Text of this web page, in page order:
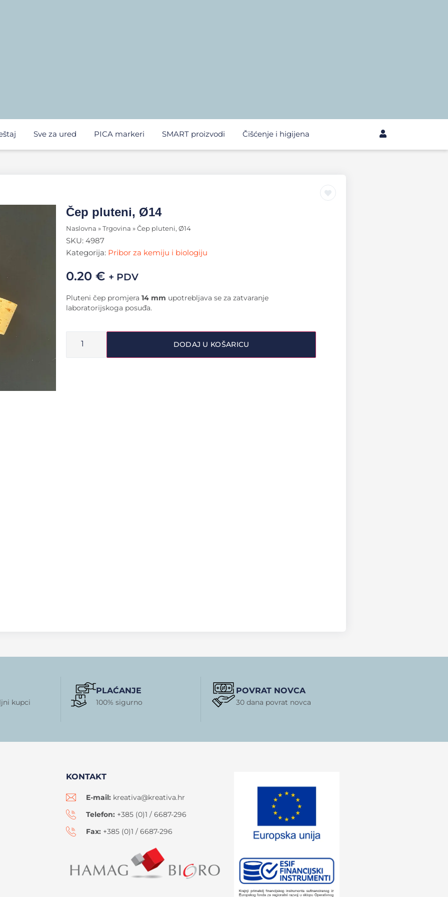
Sve za ured PICA markeri SMART proizvodi Čišćenje i higijena
Čep pluteni, Ø14
Naslovna » Trgovina » Čep pluteni, Ø14
SKU: 4987
Kategorija: Pribor za kemiju i biologiju
0.20 € + PDV
Pluteni čep promjera 14 mm upotrebljava se za zatvaranje
laboratorijskoga posuđa.
DODAJ U KOŠARICU
kupci
PLAĆANJE
100% sigurno
POVRAT NOVCA
30 dana povrat novca
KONTAKT
E-mail: kreativa@kreativa.hr
Telefon: +385 (0)1 / 6687-296
Fax: +385 (0)1 / 6687-296